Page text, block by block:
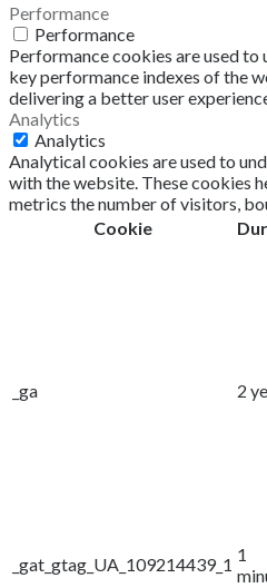
Performance
Performance
Performance cookies are used to
key performance indexes of the
delivering a better user
Analytics
Analytics
Analytical cookies are used to
with the website. These cookies
metrics the number of visitors,
Cookie
_ga 2
_gat_gtag_UA_109214439_1 1